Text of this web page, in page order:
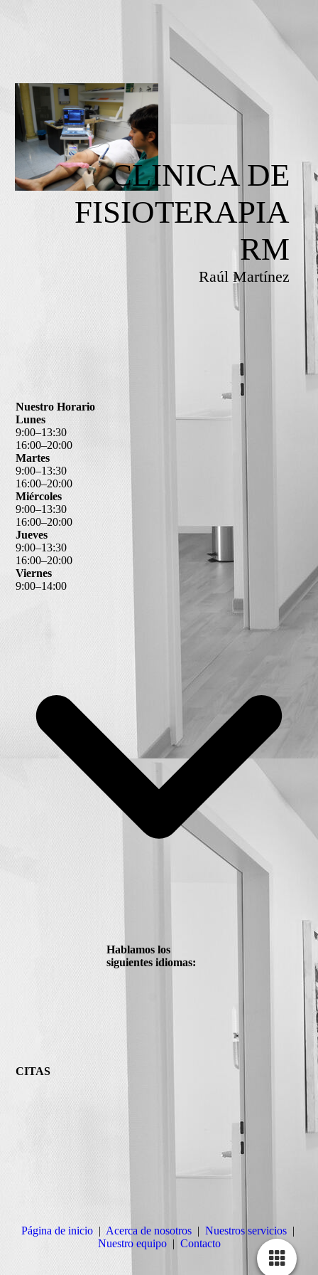
CLINICA DE
FISIOTERAPIA
RM
Raúl Martínez
Nuestro Horario
Lunes
9:00–13:30
16:00–20:00
Martes
9:00–13:30
16:00–20:00
Miércoles
9:00–13:30
16:00–20:00
Jueves
9:00–13:30
16:00–20:00
Viernes
9:00–14:00
Hablamos los
siguientes idiomas:
CITAS
Página de inicio|Acerca de nosotros| Nuestros servicios|
Nuestro equipo| Contacto